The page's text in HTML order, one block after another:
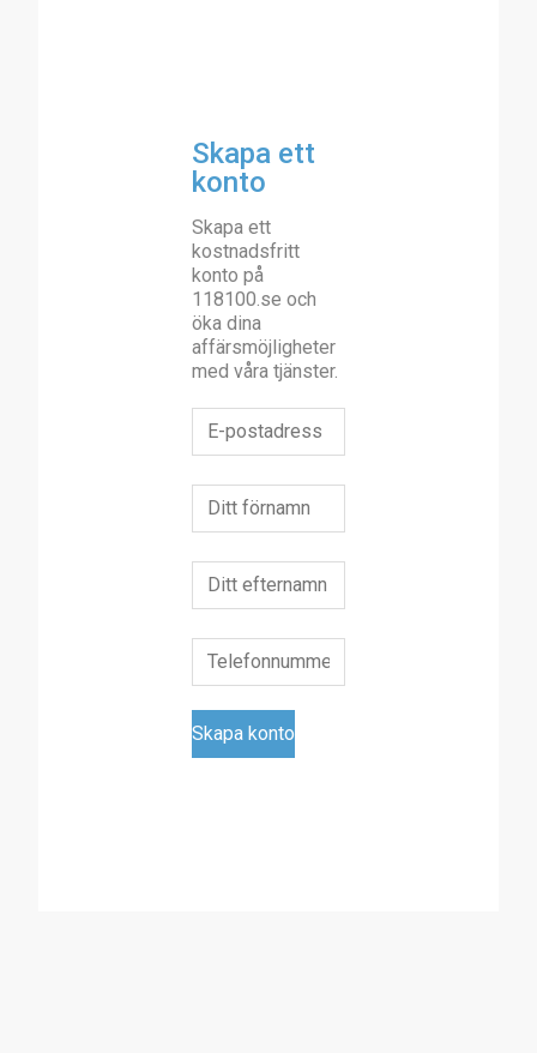
Skapa ett
konto
Skapa ett
kostnadsfritt
konto på
118100.se och
öka dina
affärsmöjligheter
med våra tjänster.